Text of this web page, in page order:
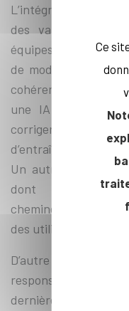
L’intégration dans
des valeurs issus
équipes
de modèles menant
cohérente vis-à-vis
une IA de
corriger les biais
d’entraînement et
Un autre point clé
dont on puisse
cheminement, et
des utilisateurs.
D’autre part, le
responsable d’un
dernières
Ce